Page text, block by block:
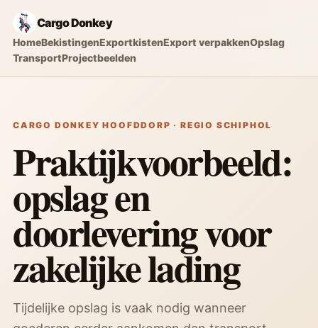
Cargo Donkey
HomeBekistingenExportkistenExport verpakkenOpslag
TransportProjectbeelden
CARGO DONKEY HOOFDDORP · REGIO SCHIPHOL
Praktijkvoorbeeld:
opslag en
doorlevering voor
zakelijke lading
Tijdelijke opslag is vaak nodig wanneer